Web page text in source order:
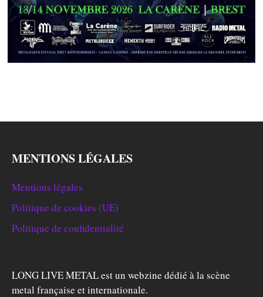
MENTIONS LÉGALES
Mentions légales
Politique de cookies (UE)
Politique de confidentialité
LONG LIVE METAL est un webzine dédié à la scène
metal française et internationale.